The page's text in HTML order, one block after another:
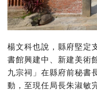
楊文科也說，縣府堅定
書館興建中、新建美術
九宗祠」在縣府前秘書
動，至現任局長朱淑敏